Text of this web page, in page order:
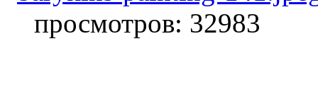
просмотров: 32983